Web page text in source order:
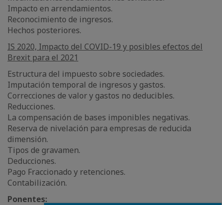
Impacto en arrendamientos.
Reconocimiento de ingresos.
Hechos posteriores.
IS 2020, Impacto del COVID-19 y posibles efectos del
Brexit para el 2021
Estructura del impuesto sobre sociedades.
Imputación temporal de ingresos y gastos.
Correcciones de valor y gastos no deducibles.
Reducciones.
La compensación de bases imponibles negativas.
Reserva de nivelación para empresas de reducida
dimensión.
Tipos de gravamen.
Deducciones.
Pago Fraccionado y retenciones.
Contabilización.
Ponentes: